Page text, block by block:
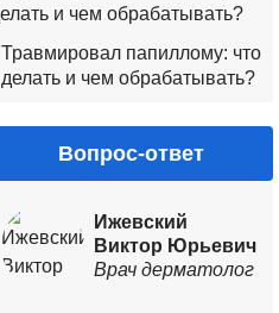
Травмировал папиллому: что
делать и чем обрабатывать?
Вопрос-ответ
Ижевский
Виктор Юрьевич
Врач дерматолог